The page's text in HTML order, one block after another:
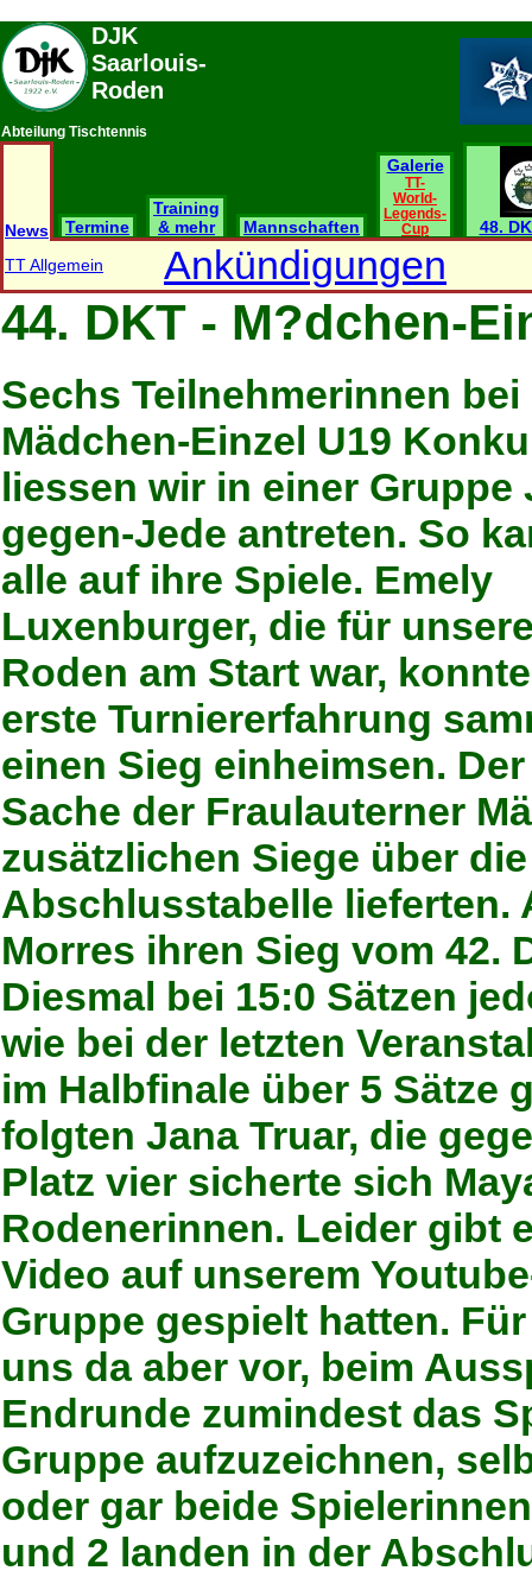
DJK
Saarlouis-
Roden
Abteilung Tischtennis
News Termine
Training
& mehr
Mannschaften
Galerie
TT-
World-
Legends-
Cup
48.
TT Allgemein
Ankündigungen
44. DKT - M?dchen-
Sechs Teilnehmerinnen bei
Mädchen-Einzel U19
liessen wir in einer Gruppe
gegen-Jede antreten. So
alle auf ihre Spiele. Emely
Luxenburger, die für
Roden am Start war,
erste Turniererfahrung
einen Sieg einheimsen.
Sache der Fraulauterner
zusätzlichen Siege über
Abschlusstabelle lieferten.
Morres ihren Sieg vom 42.
Diesmal bei 15:0 Sätzen
wie bei der letzten
im Halbfinale über 5 Sätze
folgten Jana Truar, die
Platz vier sicherte sich
Rodenerinnen. Leider gibt
Video auf unserem
Gruppe gespielt hatten.
uns da aber vor, beim
Endrunde zumindest das
Gruppe aufzuzeichnen,
oder gar beide
und 2 landen in der